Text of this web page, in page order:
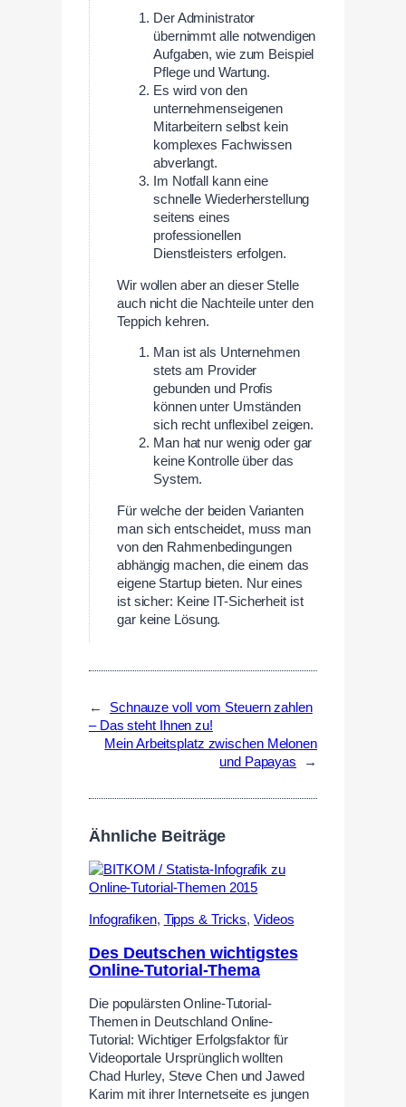
Der Administrator
übernimmt alle notwendigen
Aufgaben, wie zum Beispiel
Pflege und Wartung.
Es wird von den
unternehmenseigenen
Mitarbeitern selbst kein
komplexes Fachwissen
abverlangt.
Im Notfall kann eine
schnelle Wiederherstellung
seitens eines
professionellen
Dienstleisters erfolgen.
Wir wollen aber an dieser Stelle
auch nicht die Nachteile unter den
Teppich kehren.
Man ist als Unternehmen
stets am Provider
gebunden und Profis
können unter Umständen
sich recht unflexibel zeigen.
Man hat nur wenig oder gar
keine Kontrolle über das
System.
Für welche der beiden Varianten
man sich entscheidet, muss man
von den Rahmenbedingungen
abhängig machen, die einem das
eigene Startup bieten. Nur eines
ist sicher: Keine IT-Sicherheit ist
gar keine Lösung.
←
Schnauze voll vom Steuern zahlen
– Das steht Ihnen zu!
Mein Arbeitsplatz zwischen Melonen
und Papayas
→
Ähnliche Beiträge
Infografiken, Tipps & Tricks,Videos
Des Deutschen wichtigstes
Online-Tutorial-Thema
Die populärsten Online-Tutorial-
Themen in Deutschland Online-
Tutorial: Wichtiger Erfolgsfaktor für
Videoportale Ursprünglich wollten
Chad Hurley, Steve Chen und Jawed
Karim mit ihrer Internetseite es jungen